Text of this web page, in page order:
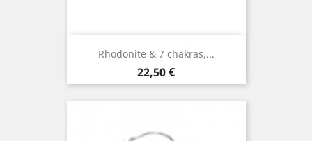
Rhodonite & 7 chakras,...
Prix
22,50 €